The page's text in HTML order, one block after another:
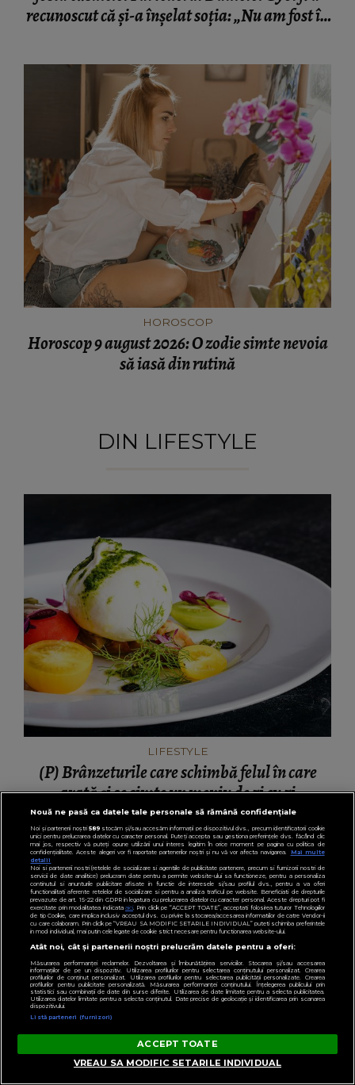
recunoscut că și-a înșelat soția: „Nu am fost în
HOROSCOP
Horoscop 9 august 2026: O zodie simte nevoia
să iasă din rutină
DIN LIFESTYLE
LIFESTYLE
(P) Brânzeturile care schimbă felul în care
arată și se simte un meniu de zi cu zi
Nouă ne pasă ca datele tale personale să rămână confidențiale
Noi și partenerii noștri589stocăm și/sau accesăm informații pe dispozitivul dvs., precum identificatorii cookie
unici pentru prelucrarea datelor cu caracter personal. Puteți accepta sau gestiona preferințele dvs. făcând clic
mai jos, respectiv vă puteți opune utilizării unui interes legitim în orice moment pe pagina cu politica de
confidențialitate. Aceste alegeri vor fi raportate partenerilor noștri și nu vă vor afecta navigarea.
Mai multe
detalii
Noi si partenerii nostri (retelele de socializare si agentiile de publicitate partenere, precum si furnizorii nostri de
servicii de date analitice) prelucram date pentru a permite website-ului sa functioneze, pentru a personaliza
continutul si anunturile publicitare afisate in functie de interesele si/sau profilul dvs., pentru a va oferi
functionalitati aferente retelelor de socializare si pentru a analiza traficul pe website. Beneficiati de drepturile
prevazute de art. 15-22 din GDPR in legatura cu prelucrarea datelor cu caracter personal. Aceste drepturi pot fi
exercitate prin modalitatea indicataaici. Prin click pe “ACCEPT TOATE”, acceptati folosirea tuturor Tehnologiilor
de tip Cookie, care implica inclusiv acceptul dvs. cu privire la stocarea/accesarea informatiilor de catre Vendor-ii
cu care colaboram. Prin click pe “VREAU SA MODIFIC SETARILE INDIVIDUAL” puteti schimba preferintele
in mod individual, mai putin cele legate de cookie strict necesare pentru functionarea website-ului.
Atât noi, cât și partenerii noștri prelucrăm datele pentru a oferi:
Măsurarea performanței reclamelor. Dezvoltarea și îmbunătățirea serviciilor. Stocarea și/sau accesarea
informațiilor de pe un dispozitiv. Utilizarea profilurilor pentru selectarea conținutului personalizat. Crearea
profilurilor de conținut personalizat. Utilizarea profilurilor pentru selectarea publicității personalizate. Crearea
profilurilor pentru publicitate personalizată. Măsurarea performanței conținutului. Înțelegerea publicului prin
statistici sau combinații de date din surse diferite. Utilizarea de date limitate pentru a selecta publicitatea.
Utilizarea datelor limitate pentru a selecta conținutul. Date precise de geolocație și identificarea prin scanarea
dispozitivului.
Listă parteneri (furnizori)
ACCEPT TOATE
VREAU SA MODIFIC SETARILE INDIVIDUAL